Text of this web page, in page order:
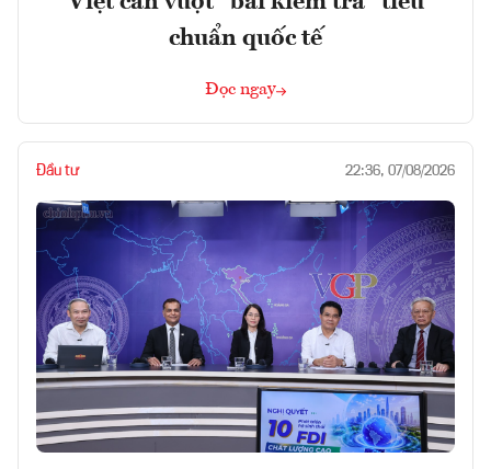
chuẩn quốc tế
Đọc ngay
Đầu tư 22:36, 07/08/2026